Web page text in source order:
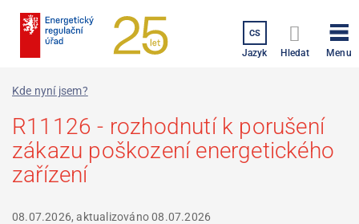
CS
Jazyk Hledat Menu
Kde nyní jsem?
R11126 - rozhodnutí k porušení
zákazu poškození energetického
zařízení
08.07.2026, aktualizováno08.07.2026